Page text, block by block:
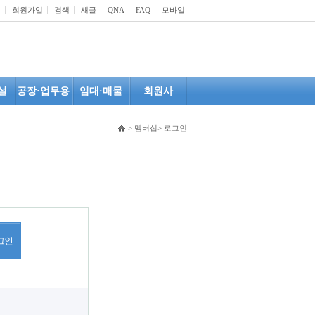
회원가입 검색 새글 QNA FAQ 모바일
공장·업무용 임대·매물 회원사
> 멤버십> 로그인